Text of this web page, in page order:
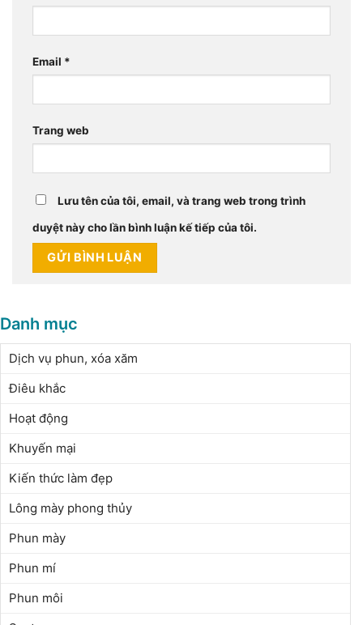
Email *
Trang web
Lưu tên của tôi, email, và trang web trong trình
duyệt này cho lần bình luận kế tiếp của tôi.
Danh mục
Dịch vụ phun, xóa xăm
Điêu khắc
Hoạt động
Khuyến mại
Kiến thức làm đẹp
Lông mày phong thủy
Phun mày
Phun mí
Phun môi